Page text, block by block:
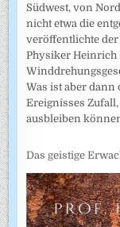
Südwest, von
nicht etwa die
veröffentlichte der
Physiker Heinrich
Was ist aber dann
Ereignisses Zufall,
ausbleiben
Das geistige